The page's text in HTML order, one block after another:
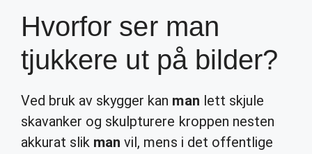
Hvorfor ser man
tjukkere ut på bilder?
Ved bruk av skygger kan man lett skjule
skavanker og skulpturere kroppen nesten
akkurat slik man vil, mens i det offentlige